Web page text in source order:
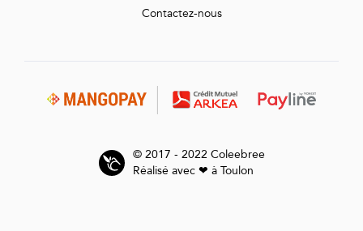
Contactez-nous
© 2017 - 2022 Coleebree
Réalisé avec ❤ à Toulon